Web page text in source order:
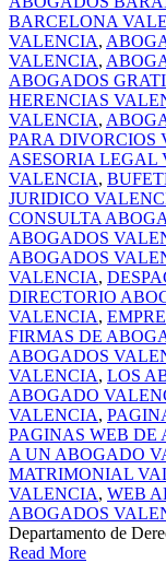
BARCELONA
VALENCIA,
VALENCIA,
ABOGADOS
HERENCIAS
VALENCIA,
PARA DIVORCIOS
ASESORIA LEGAL
VALENCIA,
JURIDICO
CONSULTA
ABOGADOS
ABOGADOS
VALENCIA,
DIRECTORIO
VALENCIA,
FIRMAS DE
ABOGADOS
VALENCIA, LOS
ABOGADO
VALENCIA,
PAGINAS WEB DE
A UN ABOGADO
MATRIMONIAL
VALENCIA, WEB
ABOGADOS
Departamento de
Read More